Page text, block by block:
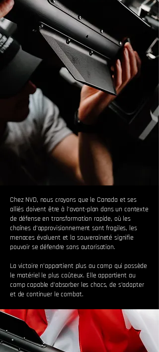
Chez NVD, nous croyons que le Canada et ses
alliés doivent être à l’avant-plan dans un contexte
de défense en transformation rapide, où les
chaînes d’approvisionnement sont fragiles, les
menaces évoluent et la souveraineté signifie
pouvoir se défendre sans autorisation.
La victoire n’appartient plus au camp qui possède
le matériel le plus coûteux. Elle appartient au
camp capable d’absorber les chocs, de s’adapter
et de continuer le combat.